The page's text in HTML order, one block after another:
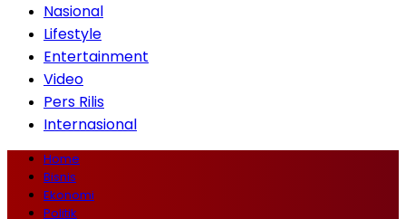
Nasional
Lifestyle
Entertainment
Video
Pers Rilis
Internasional
Home
Bisnis
Ekonomi
Politik